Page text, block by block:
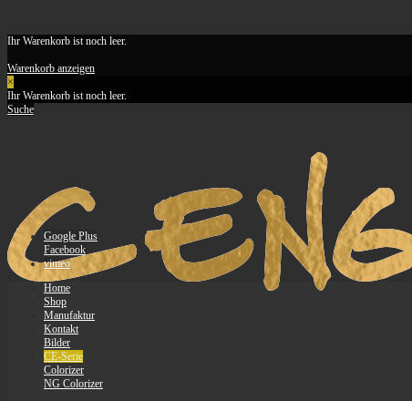
Ihr Warenkorb ist noch leer.
Warenkorb anzeigen
×
Ihr Warenkorb ist noch leer.
Suche
Google Plus
Facebook
vimeo
Home
Shop
Manufaktur
Kontakt
Bilder
CE-Serie
Colorizer
NG Colorizer